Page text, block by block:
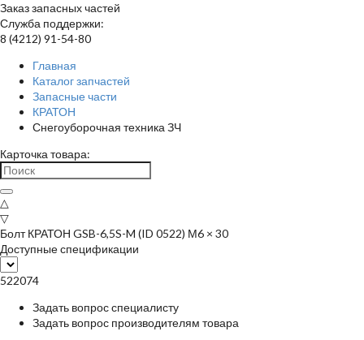
Заказ запасных частей
Служба поддержки:
8 (4212) 91-54-80
Главная
Каталог запчастей
Запасные части
КРАТОН
Снегоуборочная техника ЗЧ
Карточка товара:
△
▽
Болт КРАТОН GSB-6,5S-M (ID 0522) М6 × 30
Доступные спецификации
522074
Задать вопрос специалисту
Задать вопрос производителям товара